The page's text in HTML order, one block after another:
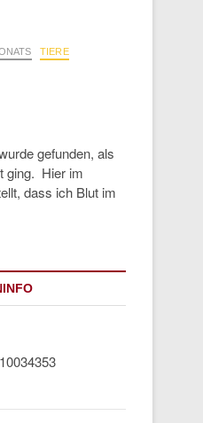
TIERE
gefunden, als
ging. Hier im
dass ich Blut im